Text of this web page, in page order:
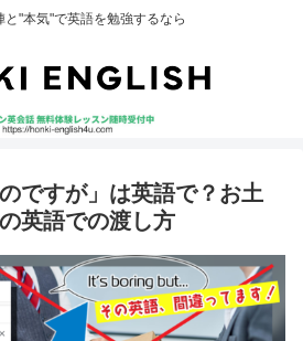
と"本気"で英語を勉強するなら
ですが」は英語で？お土
英語での渡し方